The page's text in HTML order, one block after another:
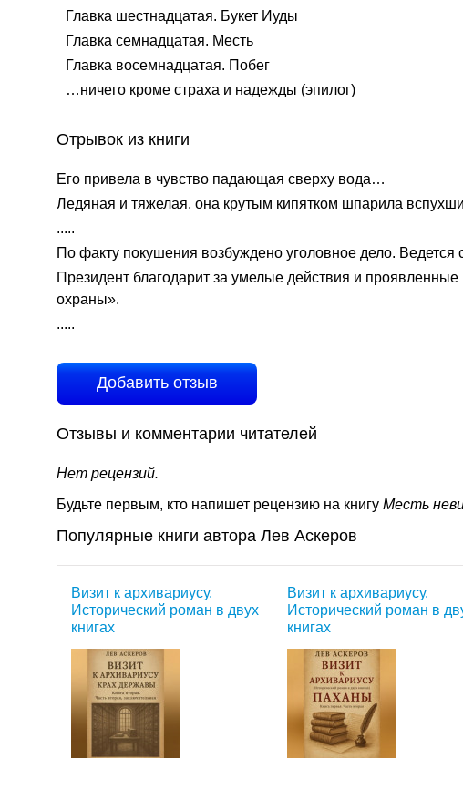
Главка шестнадцатая. Букет Иуды
Главка семнадцатая. Месть
Главка восемнадцатая. Побег
…ничего кроме страха и надежды (эпилог)
Отрывок из книги
Его привела в чувство падающая сверху вода…
Ледяная и тяжелая, она крутым кипятком шпарила
.....
По факту покушения возбуждено уголовное дело. Ведется
Президент благодарит за умелые действия и
охраны».
.....
Добавить отзыв
Отзывы и комментарии читателей
Нет рецензий.
Будьте первым, кто напишет рецензию на книгу Месть
Популярные книги автора Лев Аскеров
Визит к архивариусу.
Исторический роман в двух
книгах
Визит к архивариусу.
Исторический роман в
книгах